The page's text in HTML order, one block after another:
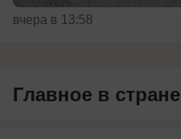
вчера в 13:58
Главное в стране